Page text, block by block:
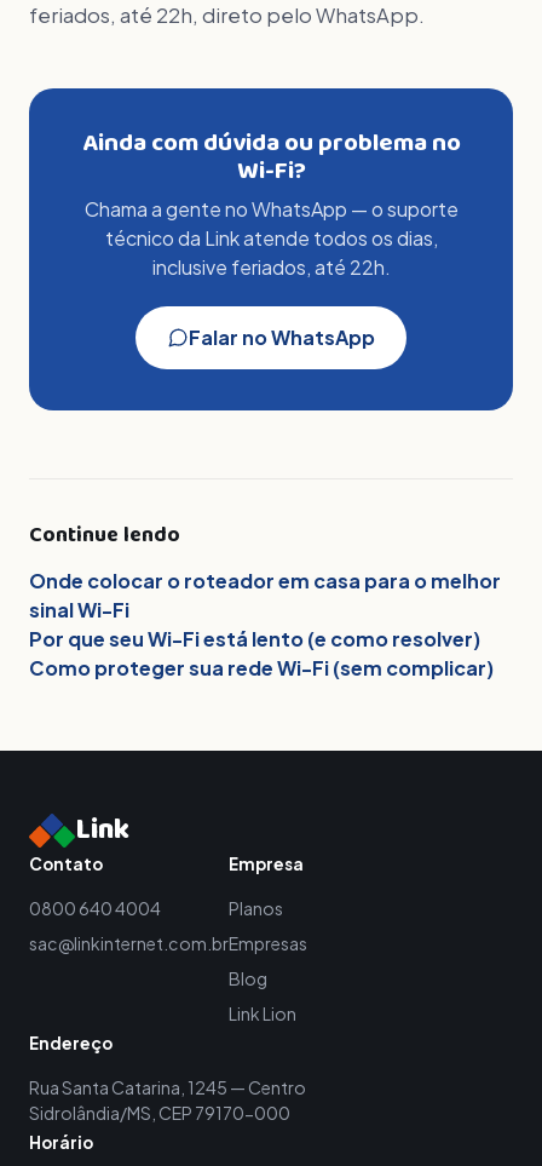
feriados, até 22h, direto pelo WhatsApp.
Ainda com dúvida ou problema no
Wi-Fi?
Chama a gente no WhatsApp — o suporte
técnico da Link atende todos os dias,
inclusive feriados, até 22h.
Falar no WhatsApp
Continue lendo
Onde colocar o roteador em casa para o melhor
sinal Wi-Fi
Por que seu Wi-Fi está lento (e como resolver)
Como proteger sua rede Wi-Fi (sem complicar)
Link
Contato
0800 640 4004
sac@linkinternet.com.br
Empresa
Planos
Empresas
Blog
Link Lion
Endereço
Rua Santa Catarina, 1245 — Centro
Sidrolândia/MS, CEP 79170-000
Horário